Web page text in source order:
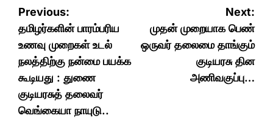
Post
navigation
Previous:
தமிழர்களின் பாரம்பரிய
உணவு முறைகள் உடல்
நலத்திற்கு நன்மை பயக்க
கூடியது : துணை
குடியரசுத் தலைவர்
வெங்கையா நாயுடு..
Next:
முதன் முறையாக பெண்
ஒருவர் தலைமை தாங்கும்
குடியரசு தின
அணிவகுப்பு…